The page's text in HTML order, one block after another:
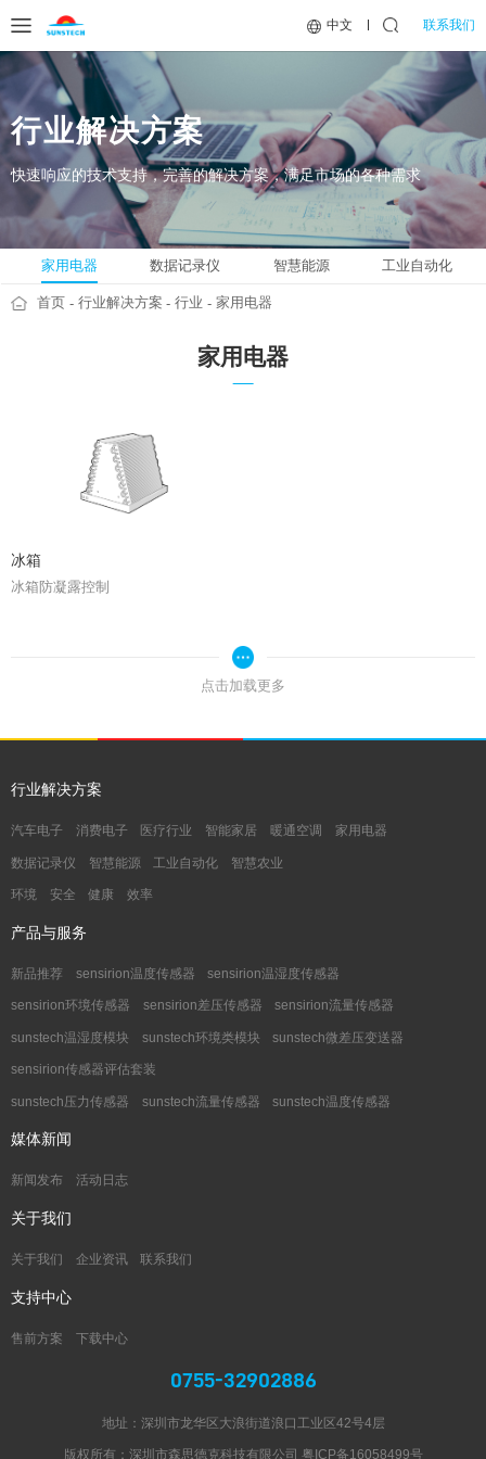
中文 联系我们
行业解决方案
快速响应的技术支持，完善的解决方案，满足市场的各种需求
家用电器 数据记录仪 智慧能源 工业自动化
首页 行业解决方案 行业 家用电器
家用电器
冰箱
冰箱防凝露控制
点击加载更多
行业解决方案
汽车电子 消费电子 医疗行业 智能家居 暖通空调 家用电器
数据记录仪 智慧能源 工业自动化 智慧农业
环境 安全 健康 效率
产品与服务
新品推荐 sensirion温度传感器 sensirion温湿度传感器
sensirion环境传感器 sensirion差压传感器 sensirion流量传感器
sunstech温湿度模块 sunstech环境类模块 sunstech微差压变送器
sensirion传感器评估套装
sunstech压力传感器 sunstech流量传感器 sunstech温度传感器
媒体新闻
新闻发布 活动日志
关于我们
关于我们 企业资讯 联系我们
支持中心
售前方案 下载中心
0755-32902886
地址：深圳市龙华区大浪街道浪口工业区42号4层
版权所有：深圳市森思德克科技有限公司 粤ICP备16058499号